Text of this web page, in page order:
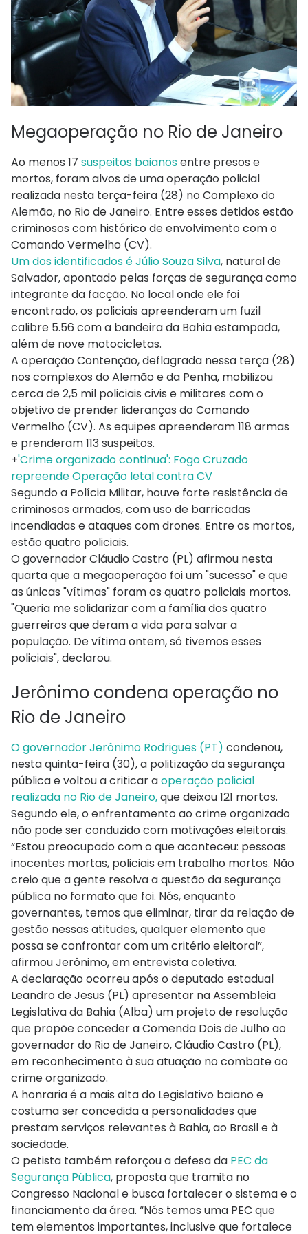
Megaoperação no Rio de Janeiro
Ao menos 17 suspeitos baianosentre presos e
mortos, foram alvos de uma operação policial
realizada nesta terça-feira (28) no Complexo do
Alemão, no Rio de Janeiro. Entre esses detidos estão
criminosos com histórico de envolvimento com o
Comando Vermelho (CV).
Um dos identificados é Júlio Souza Silva, natural de
Salvador, apontado pelas forças de segurança como
integrante da facção. No local onde ele foi
encontrado, os policiais apreenderam um fuzil
calibre 5.56 com a bandeira da Bahia estampada,
além de nove motocicletas.
A operação Contenção, deflagrada nessa terça (28)
nos complexos do Alemão e da Penha, mobilizou
cerca de 2,5 mil policiais civis e militares com o
objetivo de prender lideranças do Comando
Vermelho (CV). As equipes apreenderam 118 armas
e prenderam 113 suspeitos.
+'Crime organizado continua': Fogo Cruzado
repreende Operação letal contra CV
Segundo a Polícia Militar, houve forte resistência de
criminosos armados, com uso de barricadas
incendiadas e ataques com drones. Entre os mortos,
estão quatro policiais.
O governador Cláudio Castro (PL) afirmou nesta
quarta que a megaoperação foi um "sucesso" e que
as únicas "vítimas" foram os quatro policiais mortos.
"Queria me solidarizar com a família dos quatro
guerreiros que deram a vida para salvar a
população. De vítima ontem, só tivemos esses
policiais", declarou.
Jerônimo condena operação no
Rio de Janeiro
O governador Jerônimo Rodrigues (PT) condenou,
nesta quinta-feira (30), a politização da segurança
pública e voltou a criticar aoperação policial
realizada no Rio de Janeiro,que deixou 121 mortos.
Segundo ele, o enfrentamento ao crime organizado
não pode ser conduzido com motivações eleitorais.
“Estou preocupado com o que aconteceu: pessoas
inocentes mortas, policiais em trabalho mortos. Não
creio que a gente resolva a questão da segurança
pública no formato que foi. Nós, enquanto
governantes, temos que eliminar, tirar da relação de
gestão nessas atitudes, qualquer elemento que
possa se confrontar com um critério eleitoral”,
afirmou Jerônimo, em entrevista coletiva.
A declaração ocorreu após o deputado estadual
Leandro de Jesus (PL) apresentar na Assembleia
Legislativa da Bahia (Alba) um projeto de resolução
que propõe conceder a Comenda Dois de Julho ao
governador do Rio de Janeiro, Cláudio Castro (PL),
em reconhecimento à sua atuação no combate ao
crime organizado.
A honraria é a mais alta do Legislativo baiano e
costuma ser concedida a personalidades que
prestam serviços relevantes à Bahia, ao Brasil e à
sociedade.
O petista também reforçou a defesa da PEC da
Segurança Pública, proposta que tramita no
Congresso Nacional e busca fortalecer o sistema e o
financiamento da área. “Nós temos uma PEC que
tem elementos importantes, inclusive que fortalece